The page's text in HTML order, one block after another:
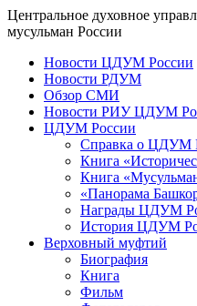
Центральное духовное
мусульман России
Новости ЦДУМ России
Новости РДУМ
Обзор СМИ
Новости РИУ ЦДУМ
ЦДУМ России
Справка о ЦДУМ
Книга
Книга
«Панорама
Награды ЦДУМ
История ЦДУМ
Верховный муфтий
Биография
Книга
Фильм